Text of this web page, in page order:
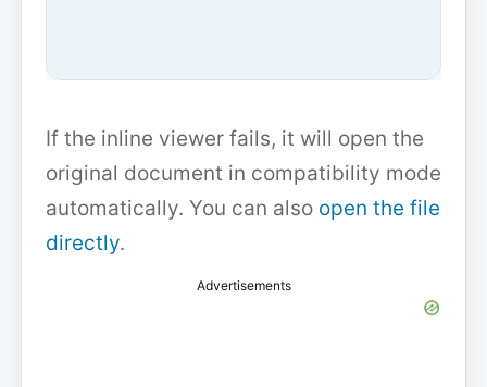
If the inline viewer fails, it will open the
original document in compatibility mode
automatically. You can also open the file
directly.
Advertisements